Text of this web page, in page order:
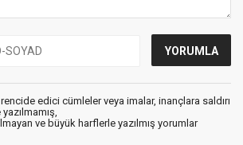
edici cümleler veya imalar, inançlara saldırı
ve büyük harflerle yazılmış yorumlar